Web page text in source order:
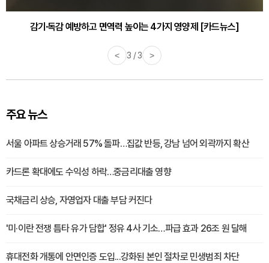
감기·독감 예방하고 면역력 높이는 4가지 영양제 [카드뉴스]
< 3 / 3 >
주요 뉴스
서울 아파트 상승거래 57% 돌파…집값 반등, 강남 넘어 외곽까지 확산
카드론 확대에도 수익성 하락…중금리대출 영향
국채금리 상승, 자영업자 대출 부담 커진다
'미·이란 전쟁 틈타 유가 담합' 정유 4사 기소…파급 효과 26조 원 달해
휴대전화 개통에 안면인증 도입...강화된 본인 절차로 민생범죄 차단